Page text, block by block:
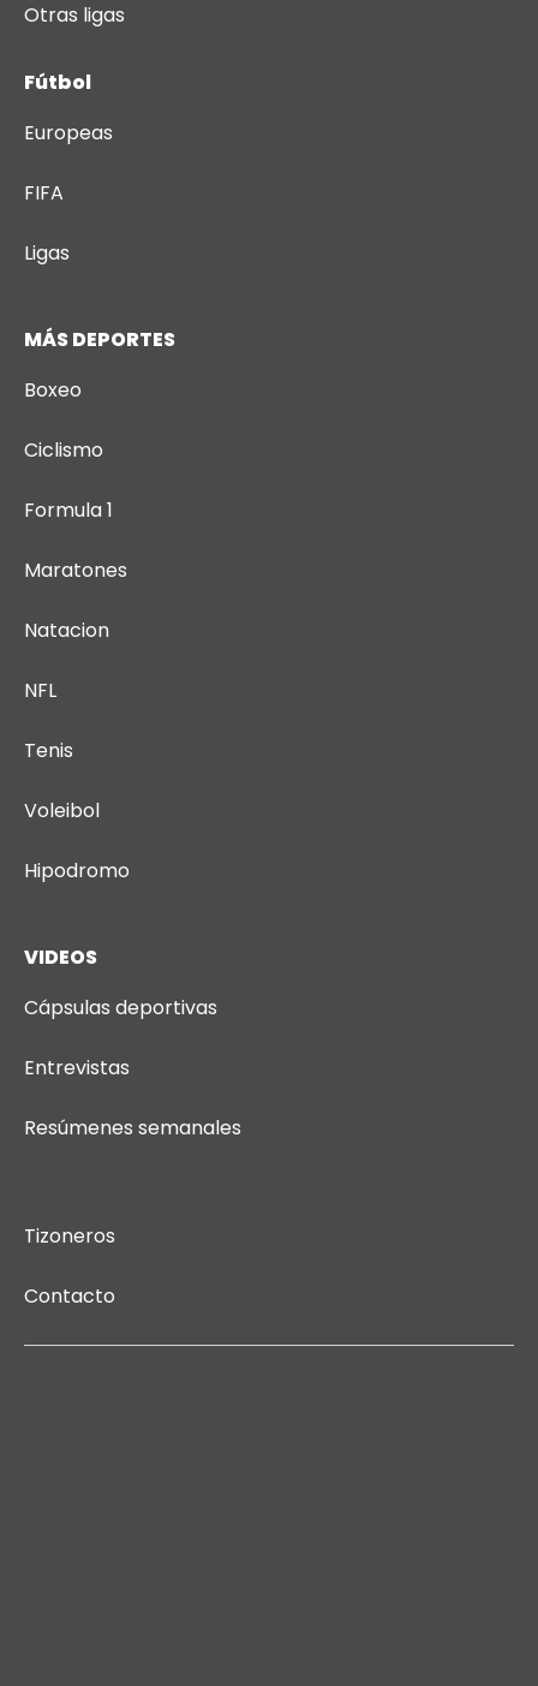
Otras ligas
Fútbol
Europeas
FIFA
Ligas
MÁS DEPORTES
Boxeo
Ciclismo
Formula 1
Maratones
Natacion
NFL
Tenis
Voleibol
Hipodromo
VIDEOS
Cápsulas deportivas
Entrevistas
Resúmenes semanales
Tizoneros
Contacto